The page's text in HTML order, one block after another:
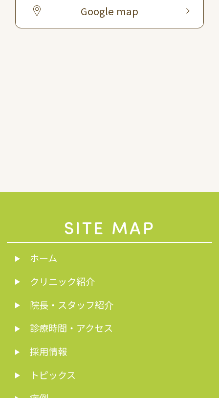
Google map
SITE MAP
ホーム
クリニック紹介
院長・スタッフ紹介
診療時間・アクセス
採用情報
トピックス